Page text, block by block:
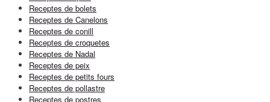
Receptes de bolets
Receptes de Canelons
Receptes de conill
Receptes de croquetes
Receptes de Nadal
Receptes de peix
Receptes de petits fours
Receptes de pollastre
Receptes de postres